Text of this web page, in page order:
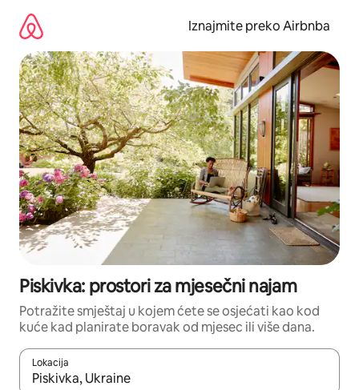
sadržaj
Iznajmite preko Airbnba
Piskivka: prostori za mjesečni najam
Potražite smještaj u kojem ćete se osjećati kao kod
kuće kad planirate boravak od mjesec ili više dana.
Lokacija
Kada budu dostupni rezultati, moći ćete ih pregledati